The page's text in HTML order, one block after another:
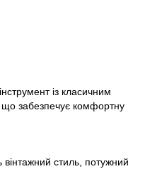
із класичним
забезпечує комфортну
вінтажний стиль, потужний